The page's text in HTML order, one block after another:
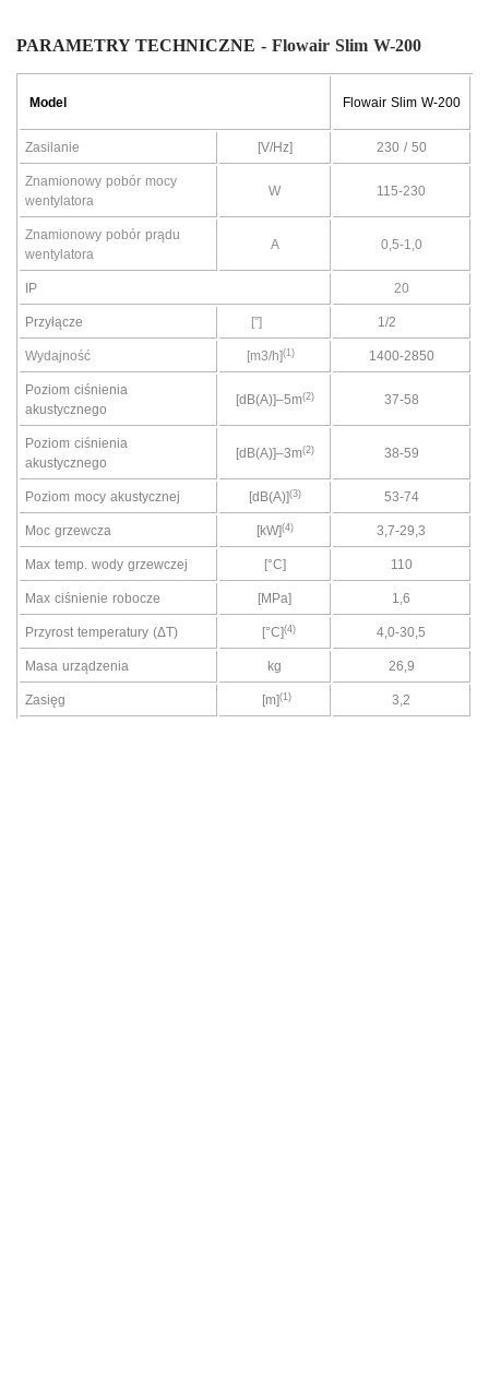
PARAMETRY TECHNICZNE - Flowair Slim W-200
Model Flowair Slim W-200
Zasilanie [V/Hz] 230 / 50
Znamionowy pobór mocy
wentylatora
W 115-230
Znamionowy pobór prądu
wentylatora
A 0,5-1,0
IP 20
Przyłącze [”] 1/2
Wydajność [m3/h](1) 1400-2850
Poziom ciśnienia
akustycznego
[dB(A)]–5m(2) 37-58
Poziom ciśnienia
akustycznego
[dB(A)]–3m(2) 38-59
Poziom mocy akustycznej [dB(A)](3) 53-74
Moc grzewcza [kW](4) 3,7-29,3
Max temp. wody grzewczej [°C] 110
Max ciśnienie robocze [MPa] 1,6
Przyrost temperatury (ΔT) [°C](4) 4,0-30,5
Masa urządzenia kg 26,9
Zasięg [m](1) 3,2